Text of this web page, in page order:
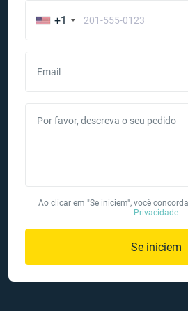
+1
Email
Por favor, descreva o seu pedido
Ao clicar em "Se iniciem", você
Privacidade
Se iniciem